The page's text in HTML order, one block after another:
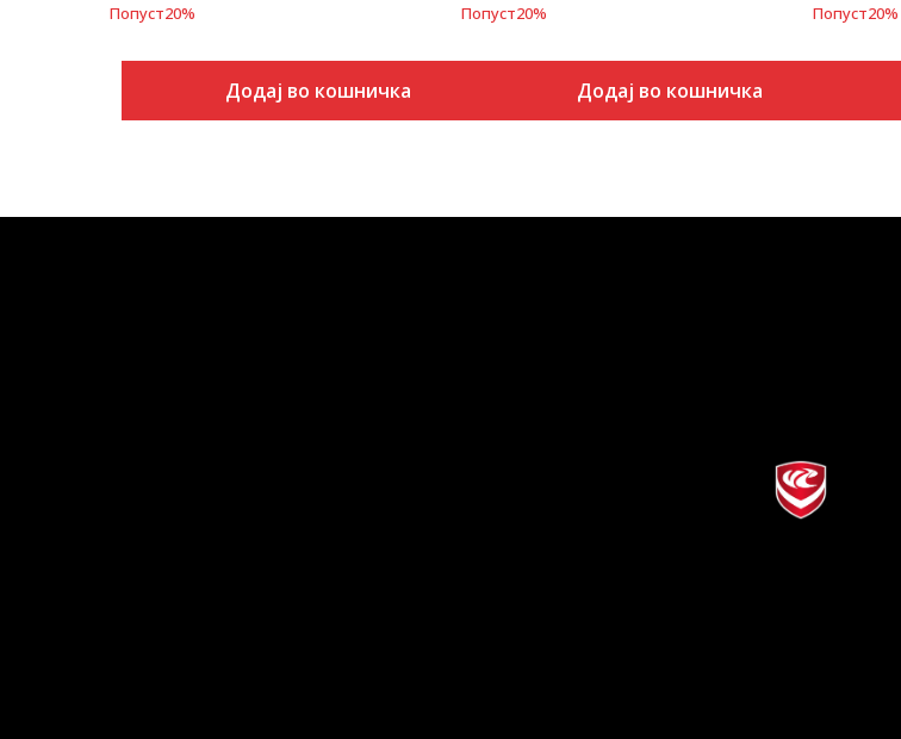
Попуст20%
Додај во кошничка
Попуст20%
Додај во кошничка
Попуст20%